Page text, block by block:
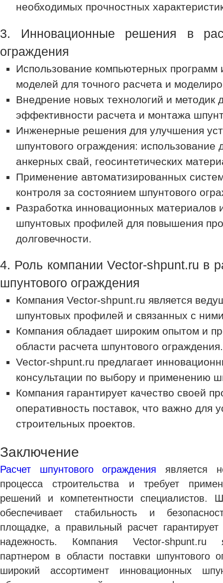
необходимых прочностных
3. Инновационные решения в
ограждения
Использование компьютерных программ
моделей для точного расчета и
Внедрение новых технологий и методик
эффективности расчета и монтажа
Инженерные решения для улучшения
шпунтового ограждения: использование
анкерных свай, геосинтетических
Применение автоматизированных
контроля за состоянием шпунтового
Разработка инновационных материалов
шпунтовых профилей для повышения
долговечности.
4. Роль компании Vector-shpunt.ru в
шпунтового ограждения
Компания Vector-shpunt.ru является
шпунтовых профилей и связанных с
Компания обладает широким опытом и
области расчета шпунтового ограждения.
Vector-shpunt.ru предлагает
консультации по выбору и применению
Компания гарантирует качество своей
оперативность поставок, что важно для
строительных проектов.
Заключение
Расчет шпунтового ограждения является
процесса строительства и требует
решений и компетентности специалистов.
обеспечивает стабильность и
площадке, а правильный расчет
надежность. Компания Vector-shpunt.ru
партнером в области поставки шпунтового
широкий ассортимент инновационных